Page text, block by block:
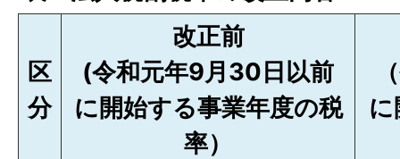
区
分
改正前
(令和元年9月30日以前
に開始する事業年度の税
率）